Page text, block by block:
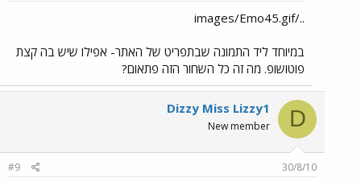
../images/Emo45.gif
במיוחד ליד התמונה שבתפריט של האתר- אפילו שיש בה קצת
פוטושופ. מה זה כל השחור הזה פתאום?
D
Dizzy Miss Lizzy1
New member
30/8/10
#9